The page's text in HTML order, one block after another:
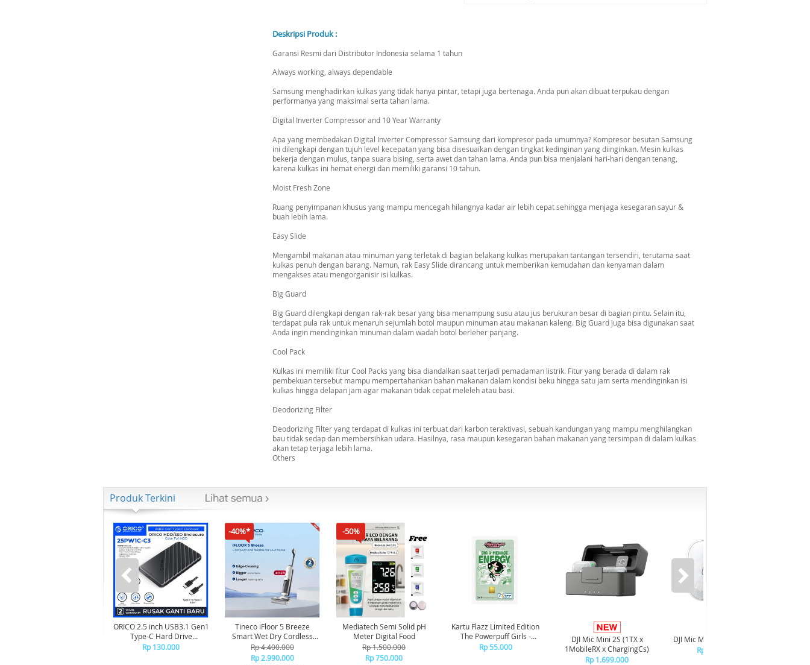
Deskripsi Produk :
Garansi Resmi dari Distributor Indonesia selama 1 tahun
Always working, always dependable
Samsung menghadirkan kulkas yang tidak hanya pintar, tetapi juga bertenaga. Anda pun akan dibuat terpukau dengan
performanya yang maksimal serta tahan lama.
Digital Inverter Compressor and 10 Year Warranty
Apa yang membedakan Digital Inverter Compressor Samsung dari kompresor pada umumnya? Kompresor besutan Samsung
ini dilengkapi dengan tujuh level kecepatan yang bisa disesuaikan dengan tingkat kedinginan yang diinginkan. Mesin kulkas
bekerja dengan mulus, tanpa suara bising, serta awet dan tahan lama. Anda pun bisa menjalani hari-hari dengan tenang,
karena kulkas ini hemat energi dan memiliki garansi 10 tahun.
Moist Fresh Zone
Ruang penyimpanan khusus yang mampu mencegah hilangnya kadar air lebih cepat sehingga menjaga kesegaran sayur &
buah lebih lama.
Easy Slide
Mengambil makanan atau minuman yang terletak di bagian belakang kulkas merupakan tantangan tersendiri, terutama saat
kulkas penuh dengan barang. Namun, rak Easy Slide dirancang untuk memberikan kemudahan dan kenyaman dalam
mengakses atau mengorganisir isi kulkas.
Big Guard
Big Guard dilengkapi dengan rak-rak besar yang bisa menampung susu atau jus berukuran besar di bagian pintu. Selain itu,
terdapat pula rak untuk menaruh sejumlah botol maupun minuman atau makanan kaleng. Big Guard juga bisa digunakan saat
Anda ingin mendinginkan minuman dalam wadah botol berleher panjang.
Cool Pack
Kulkas ini memiliki fitur Cool Packs yang bisa diandalkan saat terjadi pemadaman listrik. Fitur yang berada di dalam rak
pembekuan tersebut mampu mempertahankan bahan makanan dalam kondisi beku hingga satu jam serta mendinginkan isi
kulkas hingga delapan jam agar makanan tidak cepat meleleh atau basi.
Deodorizing Filter
Deodorizing Filter yang terdapat di kulkas ini terbuat dari karbon teraktivasi, sebuah kandungan yang mampu menghilangkan
bau tidak sedap dan membersihkan udara. Hasilnya, rasa maupun kesegaran bahan makanan yang tersimpan di dalam kulkas
akan tetap terjaga lebih lama.
Others
Produk Terkini
ORICO 2.5 inch USB3.1 Gen1
Type-C Hard Drive
Enclosure - 25PW1C-C3
Rp 130.000
-40%*
Tineco iFloor 5 Breeze
Smart Wet Dry Cordless
Vacuum Cleaner Vakum
Penghisap Debu
Rp 4.400.000
Rp 2.990.000
-50%
Mediatech Semi Solid pH
Meter Digital Food
Rp 1.500.000
Rp 750.000
Kartu Flazz Limited Edition
The Powerpuff Girls -
Buttercup
Rp 55.000
DJI Mic Mini 2S (1TX x
1MobileRX x ChargingCs)
Rp 1.699.000
DJI Mic Mini 2S Transmitter
Rp 1.099.000